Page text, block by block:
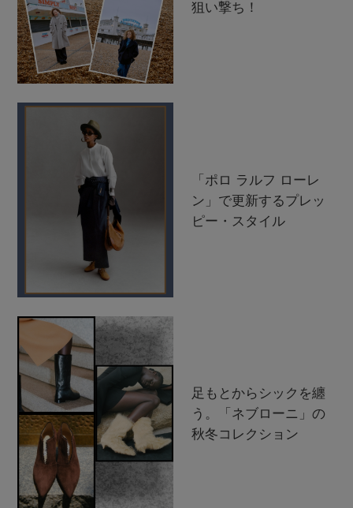
狙い撃ち！
「ポロ ラルフ ローレ
ン」で更新するプレッ
ピー・スタイル
足もとからシックを纏
う。「ネブローニ」の
秋冬コレクション